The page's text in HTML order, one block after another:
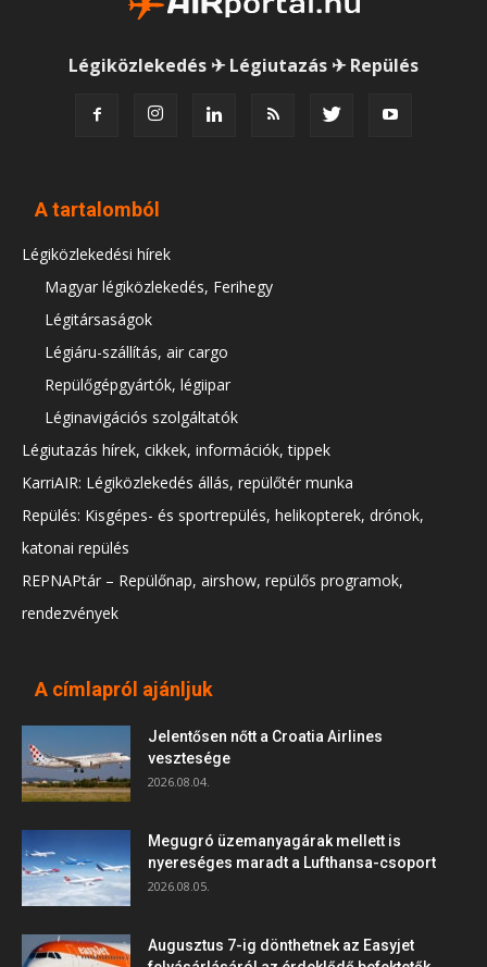
Légiközlekedés ✈ Légiutazás ✈ Repülés
A tartalomból
Légiközlekedési hírek
Magyar légiközlekedés, Ferihegy
Légitársaságok
Légiáru-szállítás, air cargo
Repülőgépgyártók, légiipar
Léginavigációs szolgáltatók
Légiutazás hírek, cikkek, információk, tippek
KarriAIR: Légiközlekedés állás, repülőtér munka
Repülés: Kisgépes- és sportrepülés, helikopterek, drónok,
katonai repülés
REPNAPtár – Repülőnap, airshow, repülős programok,
rendezvények
A címlapról ajánljuk
Jelentősen nőtt a Croatia Airlines
vesztesége
2026.08.04.
Megugró üzemanyagárak mellett is
nyereséges maradt a Lufthansa-csoport
2026.08.05.
Augusztus 7-ig dönthetnek az Easyjet